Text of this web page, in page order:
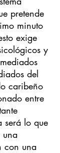
pretende
minuto
exige
y
del
caribeño
entre
será lo que
una
con una